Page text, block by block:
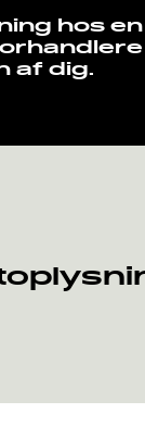
hos
af dig.